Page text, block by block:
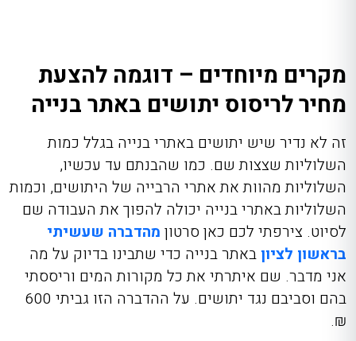
מקרים מיוחדים – דוגמה להצעת
מחיר לריסוס יתושים באתר בנייה
זה לא נדיר שיש יתושים באתרי בנייה בגלל כמות
השלוליות שצצות שם. כמו שהבנתם עד עכשיו,
השלוליות מהוות את אתרי הרבייה של היתושים, וכמות
השלוליות באתרי בנייה יכולה להפוך את העבודה שם
לסיוט. צירפתי לכם כאן סרטון מהדברה שעשיתי
בראשון לציון באתר בנייה כדי שתבינו בדיוק על מה
אני מדבר. שם איתרתי את כל מקורות המים וריססתי
בהם וסביבם נגד יתושים. על ההדברה הזו גביתי 600
₪.